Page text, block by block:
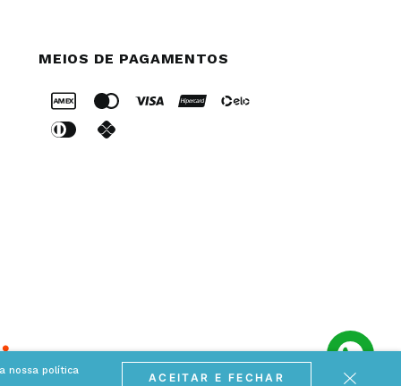
nossa política
ACEITAR E FECHAR
MEIOS DE PAGAMENTOS